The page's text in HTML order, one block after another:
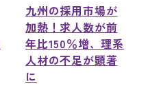
九州の採用市場が
加熱！求人数が前
年比150％増、理系
人材の不足が顕著
に